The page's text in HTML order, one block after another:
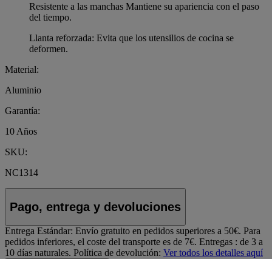
Resistente a las manchas Mantiene su apariencia con el paso
del tiempo.
Llanta reforzada: Evita que los utensilios de cocina se
deformen.
Material:
Aluminio
Garantía:
10 Años
SKU:
NC1314
Pago, entrega y devoluciones
Entrega Estándar: Envío gratuito en pedidos superiores a 50€. Para
pedidos inferiores, el coste del transporte es de 7€. Entregas : de 3 a
10 días naturales. Política de devolución: Ver todos los detalles aquí